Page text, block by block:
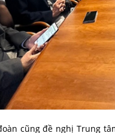
cũng đề nghị Trung